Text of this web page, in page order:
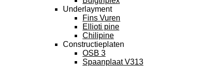
Underlayment
Fins Vuren
Ellioti pine
Chilipine
Constructieplaten
OSB 3
Spaanplaat V313